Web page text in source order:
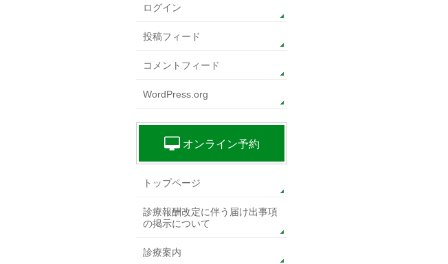
ログイン
投稿フィード
コメントフィード
WordPress.org
オンライン予約
トップページ
診療報酬改定に伴う届け出事項
の掲示について
診療案内